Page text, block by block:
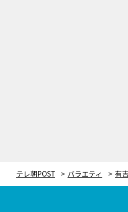
テレ朝POST バラエティ